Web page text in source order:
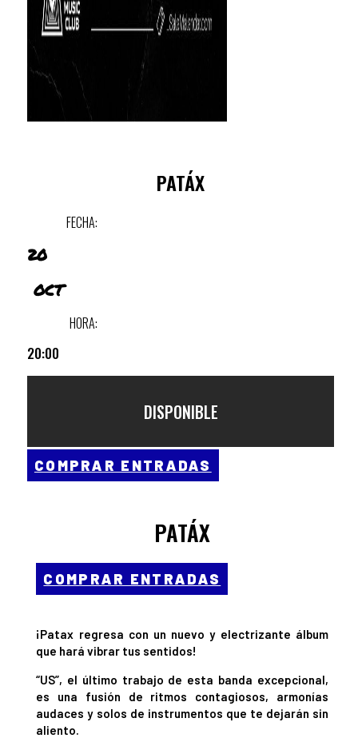
PATÁX
FECHA:
20
OCT
HORA:
20:00
DISPONIBLE
COMPRAR ENTRADAS
PATÁX
COMPRAR ENTRADAS
¡Patax regresa con un nuevo y electrizante álbum
que hará vibrar tus sentidos!
“US”, el último trabajo de esta banda excepcional,
es una fusión de ritmos contagiosos, armonías
audaces y solos de instrumentos que te dejarán sin
aliento.